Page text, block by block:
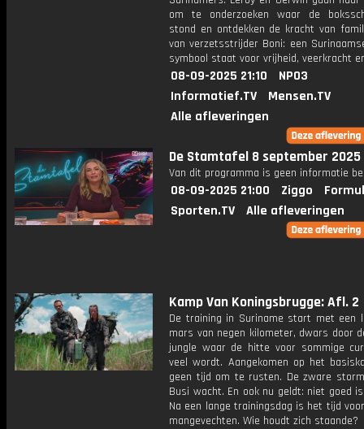
om te onderzoeken waar de
stond en ontdekken de kracht van
van verzetsstrijder Boni: een
symbool staat voor vrijheid, veerkracht
08-09-2025 21:10
NPO3
Informatief.TV
Mensen.TV
Alle afleveringen
De Stamtafel 8 september 2025
Van dit programma is geen informatie
08-09-2025 21:00 Ziggo
Sporten.TV
Alle afleveringen
Kamp Van Koningsbrugge: Afl. 2
De training in Suriname start met een
mars van negen kilometer, dwars door
jungle waar de hitte voor sommige
veel wordt. Aangekomen op het
geen tijd om te rusten. De zware
Busi wacht. En ook nu geldt: niet goed
Na een lange trainingsdag is het tijd
mangevechten. Wie houdt zich staande?